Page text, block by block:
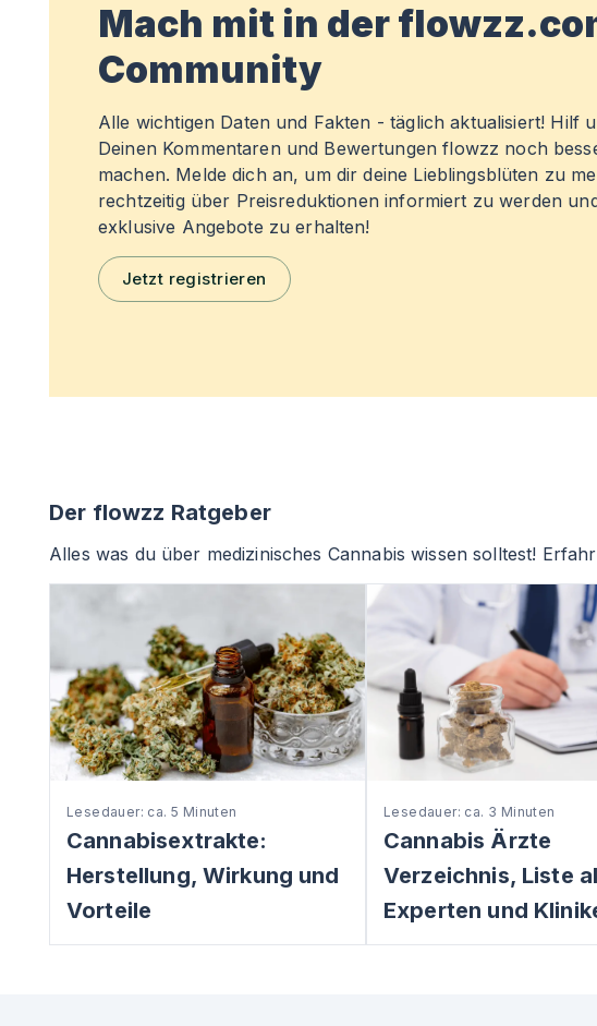
Mach mit in der
Community
Alle wichtigen Daten und Fakten - täglich aktualisiert! Hilf
Deinen Kommentaren und Bewertungen flowzz noch
machen. Melde dich an, um dir deine Lieblingsblüten zu
rechtzeitig über Preisreduktionen informiert zu werden
exklusive Angebote zu erhalten!
Jetzt registrieren
Der flowzz Ratgeber
Alles was du über medizinisches Cannabis wissen solltest!
Lesedauer: ca. 5 Minuten
Cannabisextrakte:
Herstellung, Wirkung und
Vorteile
Lesedauer: ca. 3 Minuten
Cannabis Ärzte
Verzeichnis, Liste
Experten und